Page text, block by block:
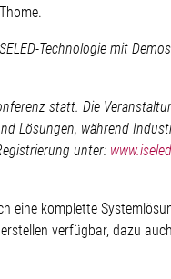
Technologie mit
statt. Die
Lösungen, während
unter:
eine komplette
verfügbar, dazu